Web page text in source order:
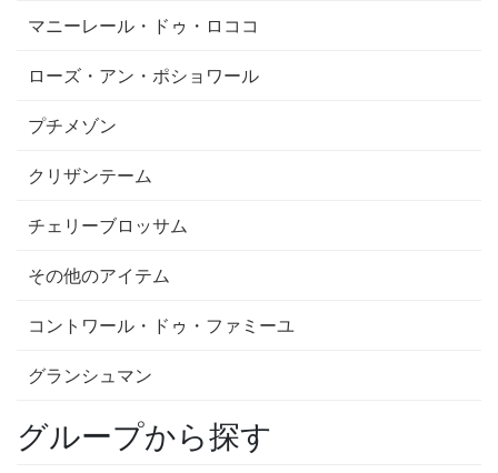
マニーレール・ドゥ・ロココ
ローズ・アン・ポショワール
プチメゾン
クリザンテーム
チェリーブロッサム
その他のアイテム
コントワール・ドゥ・ファミーユ
グランシュマン
グループから探す